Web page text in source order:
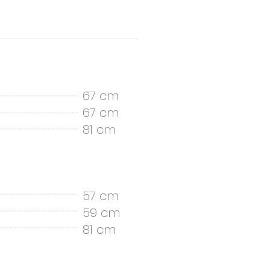
67 cm
67 cm
81 cm
57 cm
59 cm
81 cm